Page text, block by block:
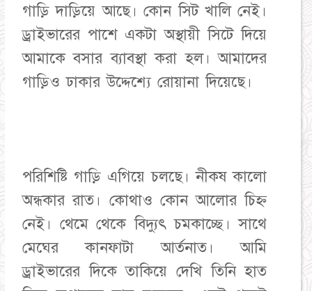
গাড়ি দাড়িয়ে আছে। কোন সিট খালি নেই।
ড্রাইভারের পাশে একটা অস্থায়ী সিটে দিয়ে
আমাকে বসার ব্যাবস্থা করা হল। আমাদের
গাড়িও ঢাকার উদ্দেশ্যে রোয়ানা দিয়েছে।
পরিশিষ্টি গাড়ি এগিয়ে চলছে। নীকষ কালো
অন্ধকার রাত। কোথাও কোন আলোর চিহ্ন
নেই। থেমে থেকে বিদ্যুৎ চমকাচ্ছে। সাথে
মেঘের কানফাটা আর্তনাত। আমি
ড্রাইভারের দিকে তাকিয়ে দেখি তিনি হাত